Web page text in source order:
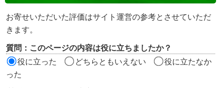
ン
ツ
評
価
お寄せいただいた評価はサイト運営の参考とさせていただ
きます。
質問：このページの内容は役に立ちましたか？
役に立った
どちらともいえない
役に立たなか
った